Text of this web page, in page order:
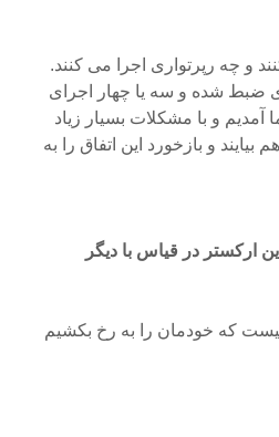
و چه رپرتواری اجرا می کنند.
ضبط شده و سه یا چهار اجرای
و با مشکلات بسیار زیاد
و بازخورد این اتفاق را به
ارکستر در قیاس با دیگر
که خودمان را به رخ بکشیم